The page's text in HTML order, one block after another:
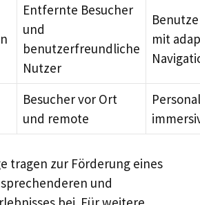
Entfernte Besucher
und
benutzerfreundliche
Nutzer
mit
Besucher vor Ort
und remote
tragen zur Förderung eines
und